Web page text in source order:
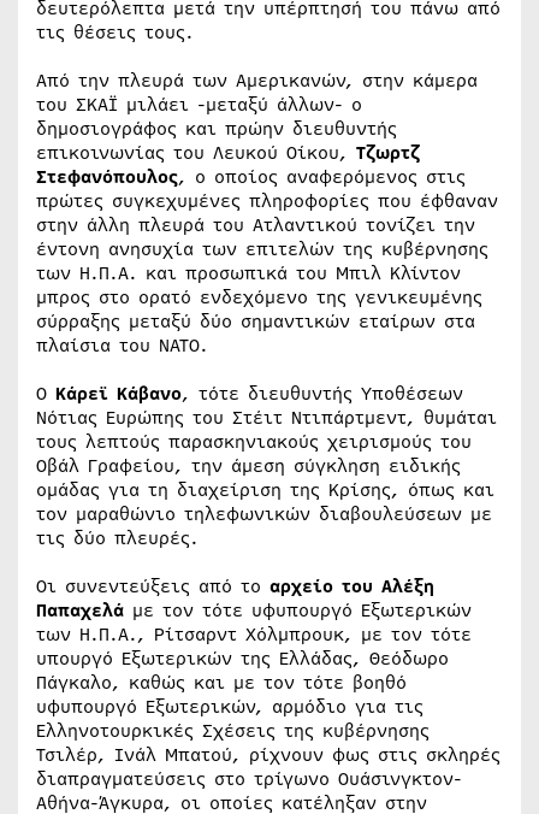
δευτερόλεπτα μετά την υπέρπτησή του πάνω από
τις θέσεις τους.
Από την πλευρά των Αμερικανών, στην κάμερα
του ΣΚΑΪ μιλάει -μεταξύ άλλων- ο
δημοσιογράφος και πρώην διευθυντής
επικοινωνίας του Λευκού Οίκου, Τζωρτζ
Στεφανόπουλος, ο οποίος αναφερόμενος στις
πρώτες συγκεχυμένες πληροφορίες που έφθαναν
στην άλλη πλευρά του Ατλαντικού τονίζει την
έντονη ανησυχία των επιτελών της κυβέρνησης
των Η.Π.Α. και προσωπικά του Μπιλ Κλίντον
μπρος στο ορατό ενδεχόμενο της γενικευμένης
σύρραξης μεταξύ δύο σημαντικών εταίρων στα
πλαίσια του ΝΑΤΟ.
Ο Κάρεϊ Κάβανο, τότε διευθυντής Υποθέσεων
Νότιας Ευρώπης του Στέιτ Ντιπάρτμεντ, θυμάται
τους λεπτούς παρασκηνιακούς χειρισμούς του
Οβάλ Γραφείου, την άμεση σύγκληση ειδικής
ομάδας για τη διαχείριση της Κρίσης, όπως και
τον μαραθώνιο τηλεφωνικών διαβουλεύσεων με
τις δύο πλευρές.
Οι συνεντεύξεις από το αρχείο του Αλέξη
Παπαχελά με τον τότε υφυπουργό Εξωτερικών
των Η.Π.Α., Ρίτσαρντ Χόλμπρουκ, με τον τότε
υπουργό Εξωτερικών της Ελλάδας, Θεόδωρο
Πάγκαλο, καθώς και με τον τότε βοηθό
υφυπουργό Εξωτερικών, αρμόδιο για τις
Ελληνοτουρκικές Σχέσεις της κυβέρνησης
Τσιλέρ, Ινάλ Μπατού, ρίχνουν φως στις σκληρές
διαπραγματεύσεις στο τρίγωνο Ουάσινγκτον-
Αθήνα-Άγκυρα, οι οποίες κατέληξαν στην